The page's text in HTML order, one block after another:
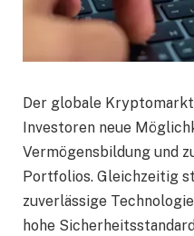
Der globale
Investoren neue
Vermögensbildung und
Portfolios. Gleichzeitig
zuverlässige
hohe